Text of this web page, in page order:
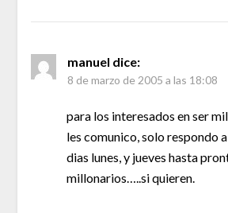
manuel dice:
8 de marzo de 2005 a las 18:08
para los interesados en ser
les comunico, solo respondo
dias lunes, y jueves hasta
millonarios…..si quieren.